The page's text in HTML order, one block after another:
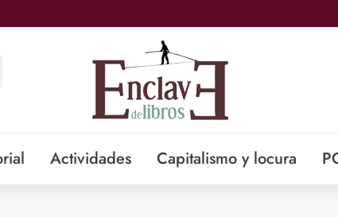
Actividades Capitalismo y locura